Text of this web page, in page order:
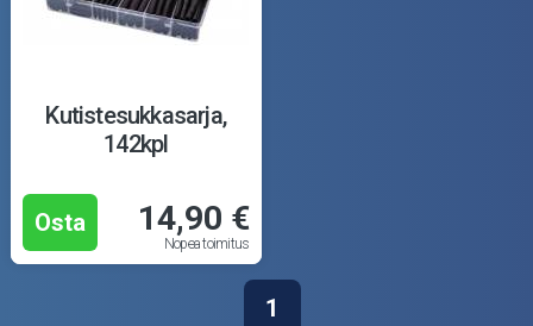
Outlet-tuotteet
Kutistesukkasarja,
142kpl
Osta 14,90 €
Nopea toimitus
1